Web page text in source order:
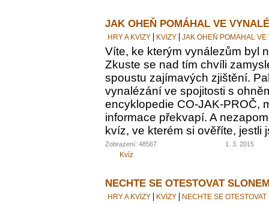
JAK OHEŇ POMÁHAL VE
HRY A KVÍZY KVÍZY JAK OHEŇ POMÁHAL VE
Víte, ke kterým vynálezům byl
Zkuste se nad tím chvíli
spoustu zajímavých zjištění.
vynalézání ve spojitosti s
encyklopedie CO-JAK-PROČ,
informace překvapí. A
kvíz, ve kterém si ověříte, jestli
Zobrazení: 48567 1. 3. 2015
Kvíz
NECHTE SE OTESTOVAT
HRY A KVÍZY KVÍZY NECHTE SE